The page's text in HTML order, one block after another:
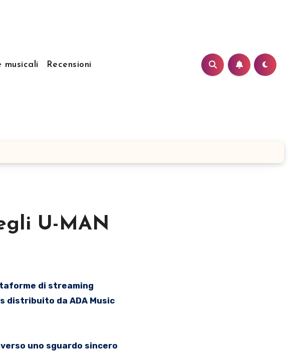
musicali Recensioni
U-MAN
distribuito da ADA Music
uno sguardo sincero